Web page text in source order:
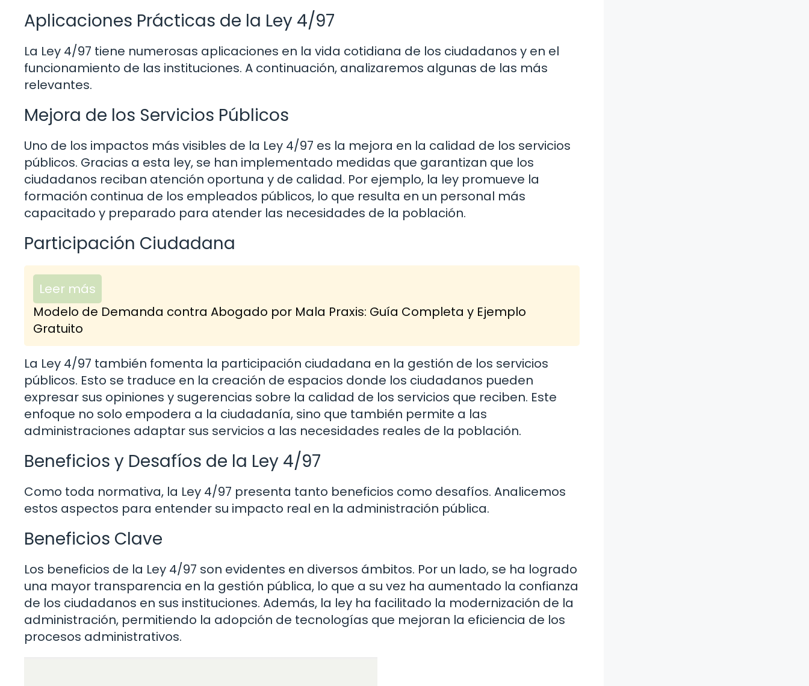
Aplicaciones Prácticas de la Ley 4/97
La Ley 4/97 tiene numerosas aplicaciones en la vida cotidiana de los ciudadanos y en el
funcionamiento de las instituciones. A continuación, analizaremos algunas de las más
relevantes.
Mejora de los Servicios Públicos
Uno de los impactos más visibles de la Ley 4/97 es la mejora en la calidad de los servicios
públicos. Gracias a esta ley, se han implementado medidas que garantizan que los
ciudadanos reciban atención oportuna y de calidad. Por ejemplo, la ley promueve la
formación continua de los empleados públicos, lo que resulta en un personal más
capacitado y preparado para atender las necesidades de la población.
Participación Ciudadana
Leer más
Modelo de Demanda contra Abogado por Mala Praxis: Guía Completa y Ejemplo
Gratuito
La Ley 4/97 también fomenta la participación ciudadana en la gestión de los servicios
públicos. Esto se traduce en la creación de espacios donde los ciudadanos pueden
expresar sus opiniones y sugerencias sobre la calidad de los servicios que reciben. Este
enfoque no solo empodera a la ciudadanía, sino que también permite a las
administraciones adaptar sus servicios a las necesidades reales de la población.
Beneficios y Desafíos de la Ley 4/97
Como toda normativa, la Ley 4/97 presenta tanto beneficios como desafíos. Analicemos
estos aspectos para entender su impacto real en la administración pública.
Beneficios Clave
Los beneficios de la Ley 4/97 son evidentes en diversos ámbitos. Por un lado, se ha logrado
una mayor transparencia en la gestión pública, lo que a su vez ha aumentado la confianza
de los ciudadanos en sus instituciones. Además, la ley ha facilitado la modernización de la
administración, permitiendo la adopción de tecnologías que mejoran la eficiencia de los
procesos administrativos.